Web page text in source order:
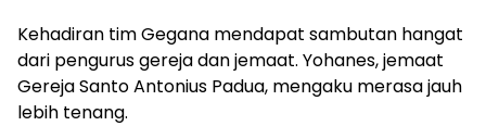
Kehadiran tim Gegana mendapat sambutan hangat
dari pengurus gereja dan jemaat. Yohanes, jemaat
Gereja Santo Antonius Padua, mengaku merasa jauh
lebih tenang.